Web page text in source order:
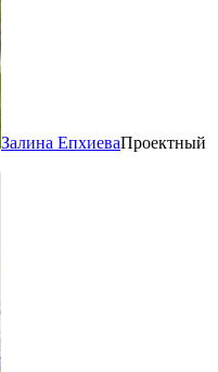
Залина ЕпхиеваПроектный